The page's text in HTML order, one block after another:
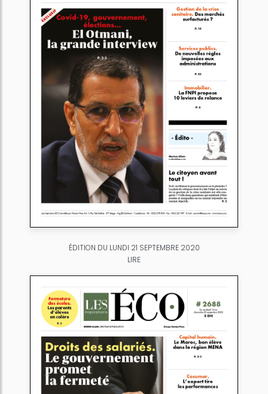
ÉDITION DU LUNDI 21 SEPTEMBRE 2020
LIRE